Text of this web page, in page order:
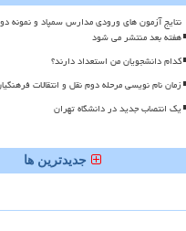
نتایج آزمون های ورودی مدارس سمپاد و نمونه
هفته بعد منتشر می شود
کدام دانشجویان من استعداد دارند؟
زمان نام نویسی مرحله دوم نقل و انتقالات
یک انتصاب جدید در دانشگاه تهران
جدیدترین ها